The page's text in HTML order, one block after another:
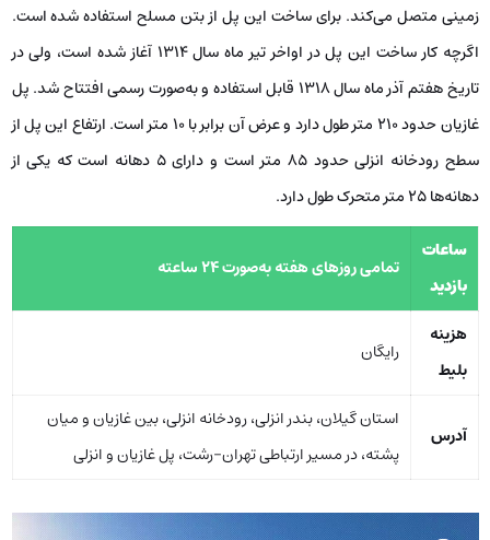
زمینی متصل می‌کند. برای ساخت این پل از بتن مسلح استفاده شده است.
اگرچه کار ساخت این پل در اواخر تیر ماه سال 1314 آغاز شده است، ولی در
تاریخ هفتم آذر ماه سال 1318 قابل استفاده و به‌صورت رسمی افتتاح شد. پل
غازیان حدود 210 متر طول دارد و عرض آن برابر با 10 متر است. ارتفاع این پل از
سطح رودخانه انزلی حدود 85 متر است و دارای 5 دهانه است که یکی از
دهانه‌ها 25 متر متحرک طول دارد.
ساعات
بازدید
تمامی روزهای هفته به‌صورت 24 ساعته
هزینه
بلیط
رایگان
آدرس
استان گیلان، بندر انزلی، رودخانه انزلی، بین غازیان و میان
پشته، در مسیر ارتباطی تهران-رشت، پل غازیان و انزلی